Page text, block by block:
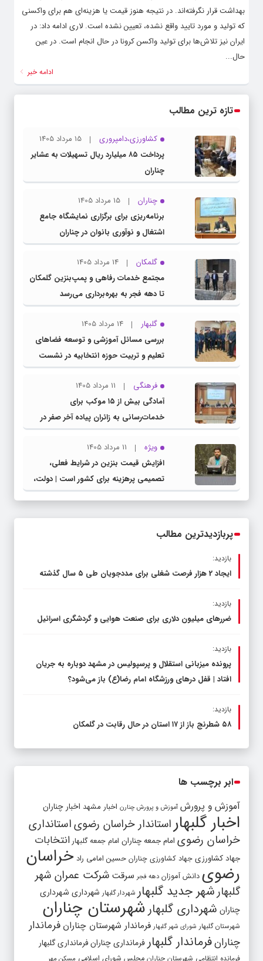
بهداشت قرار نگرفته‌اند. در نتیجه هنوز قیمت یا هزینه‌ای هم برای واکسنی
که تولید و مورد تایید واقع نشده، تعیین نشده است. لاری ادامه داد: در
ایران نیز تلاش‌ها برای تولید واکسن کرونا در حال انجام است. در عین
حال...
ادامه خبر
تازه ترین مطالب
کشاورزی،دامپروری
15 مرداد 1405
پرداخت ۸۵ میلیارد ریال تسهیلات به عشایر
چناران
چناران
15 مرداد 1405
برنامه‌ریزی برای برگزاری نمایشگاه جامع
اشتغال و نوآوری بانوان در چناران
گلمکان
14 مرداد 1405
مجتمع خدمات رفاهی و پمپ‌بنزین گلمکان
تا دهه فجر به بهره‌برداری می‌رسد
گلبهار
14 مرداد 1405
بررسی مسائل آموزشی و توسعه فضاهای
تعلیم و تربیت حوزه انتخابیه در نشست
مشترک عضو کمیسیون آموزش مجلس با
مدیرکل آموزش و پرورش خراسان رضوی
فرهنگی
11 مرداد 1405
آمادگی بیش از ۱۵ موکب برای
خدمات‌رسانی به زائران پیاده آخر صفر در
شهرستان چناران
ویژه
11 مرداد 1405
افزایش قیمت بنزین در شرایط فعلی،
تصمیمی پرهزینه برای کشور است | دولت،
قاچاق سوخت و عوامل اصلی ناترازی را
پربازدیدترین مطالب
بازدید:
ایجاد 2 هزار فرصت شغلی برای مددجویان طی ۵ سال گذشته
بازدید:
ضررهای میلیون دلاری برای صنعت هوایی و گردشگری اسرائیل
بازدید:
پرونده میزبانی استقلال و پرسپولیس در مشهد دوباره به جریان
افتاد | قفل در‌های ورزشگاه امام رضا(ع) باز می‌شود؟
بازدید:
۵۸ شطرنج‌ باز از ۱۷ استان در حال رقابت در گلمکان
ابر برچسب ها
آموزش و پرورش آموزش و پرورش چنارن اخبار مشهد اخبار چناران
اخبار گلبهار استاندار خراسان رضویاستانداری
خراسان رضوی امام جمعه چناران امام جمعه گلبهار انتخابات
جهاد کشاورزی جهاد کشاورزی چناران حسین امامی راد خراسان
رضوی دانش آموزان دهه فجر سرقت شرکت عمران شهر
گلبهارشهر جدید گلبهار شهردار گلبهار شهرداری شهرداری
چناران شهرداری گلبهار شهرستان چناران
شهرستان گلبهار شورای شهر گلبهار فرماندار شهرستان چناران فرماندار
چنارانفرماندار گلبهار فرمانداری چنارانفرمانداری گلبهار
فرمانده انتظامی شهرستان چناران مجلس شورای اسلامی مسکن مهر